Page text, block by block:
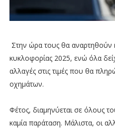
Στην ώρα τους θα αναρτηθούν
κυκλοφορίας 2025, ενώ όλα
αλλαγές στις τιμές που θα
οχημάτων.
Φέτος, διαμηνύεται σε όλους
καμία παράταση. Μάλιστα, οι